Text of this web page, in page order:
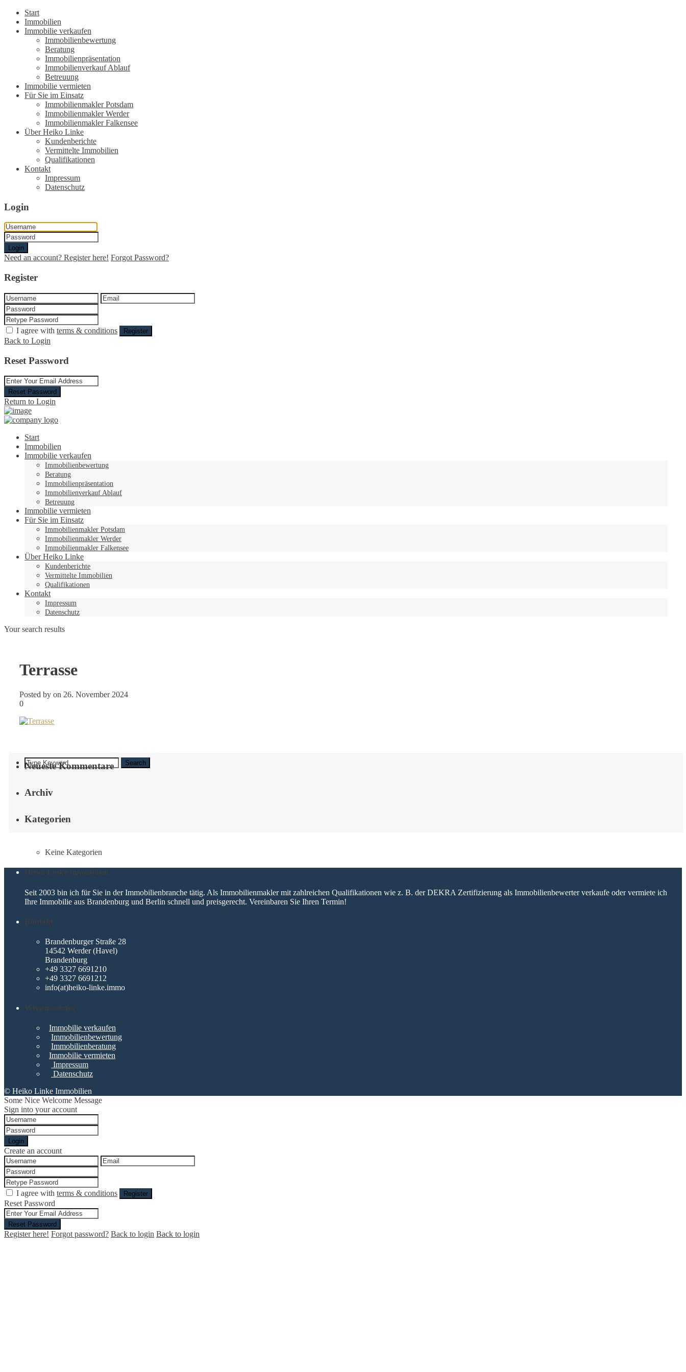
Start
Immobilien
Immobilie verkaufen
Immobilienbewertung
Beratung
Immobilienpräsentation
Immobilienverkauf Ablauf
Betreuung
Immobilie vermieten
Für Sie im Einsatz
Immobilienmakler Potsdam
Immobilienmakler Werder
Immobilienmakler Falkensee
Über Heiko Linke
Kundenberichte
Vermittelte Immobilien
Qualifikationen
Kontakt
Impressum
Datenschutz
Login
Login
Need an account? Register here! Forgot Password?
Register
I agree with terms & conditions Register
Back to Login
Reset Password
Reset Password
Return to Login
Start
Immobilien
Immobilie verkaufen
Immobilienbewertung
Beratung
Immobilienpräsentation
Immobilienverkauf Ablauf
Betreuung
Immobilie vermieten
Für Sie im Einsatz
Immobilienmakler Potsdam
Immobilienmakler Werder
Immobilienmakler Falkensee
Über Heiko Linke
Kundenberichte
Vermittelte Immobilien
Qualifikationen
Kontakt
Impressum
Datenschutz
Your search results
Terrasse
Posted by on 26. November 2024
0
Search
Neueste Kommentare
Archiv
Kategorien
Keine Kategorien
Heiko Linke Immobilien
Seit 2003 bin ich für Sie in der Immobilienbranche tätig. Als Immobilienmakler mit zahlreichen Qualifikationen wie z. B. der DEKRA Zertifizierung als Immobilienbewerter verkaufe oder vermiete ich
Ihre Immobilie aus Brandenburg und Berlin schnell und preisgerecht. Vereinbaren Sie Ihren Termin!
Kontakt
Brandenburger Straße 28
14542 Werder (Havel)
Brandenburg
+49 3327 6691210
+49 3327 6691212
info(at)heiko-linke.immo
Wissenswertes
Immobilie verkaufen
Immobilienbewertung
Immobilienberatung
Immobilie vermieten
Impressum
Datenschutz
© Heiko Linke Immobilien
Some Nice Welcome Message
Sign into your account
Login
Create an account
I agree with terms & conditions Register
Reset Password
Reset Password
Register here! Forgot password? Back to login Back to login